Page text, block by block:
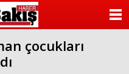
çocukları
KATEGORİLER